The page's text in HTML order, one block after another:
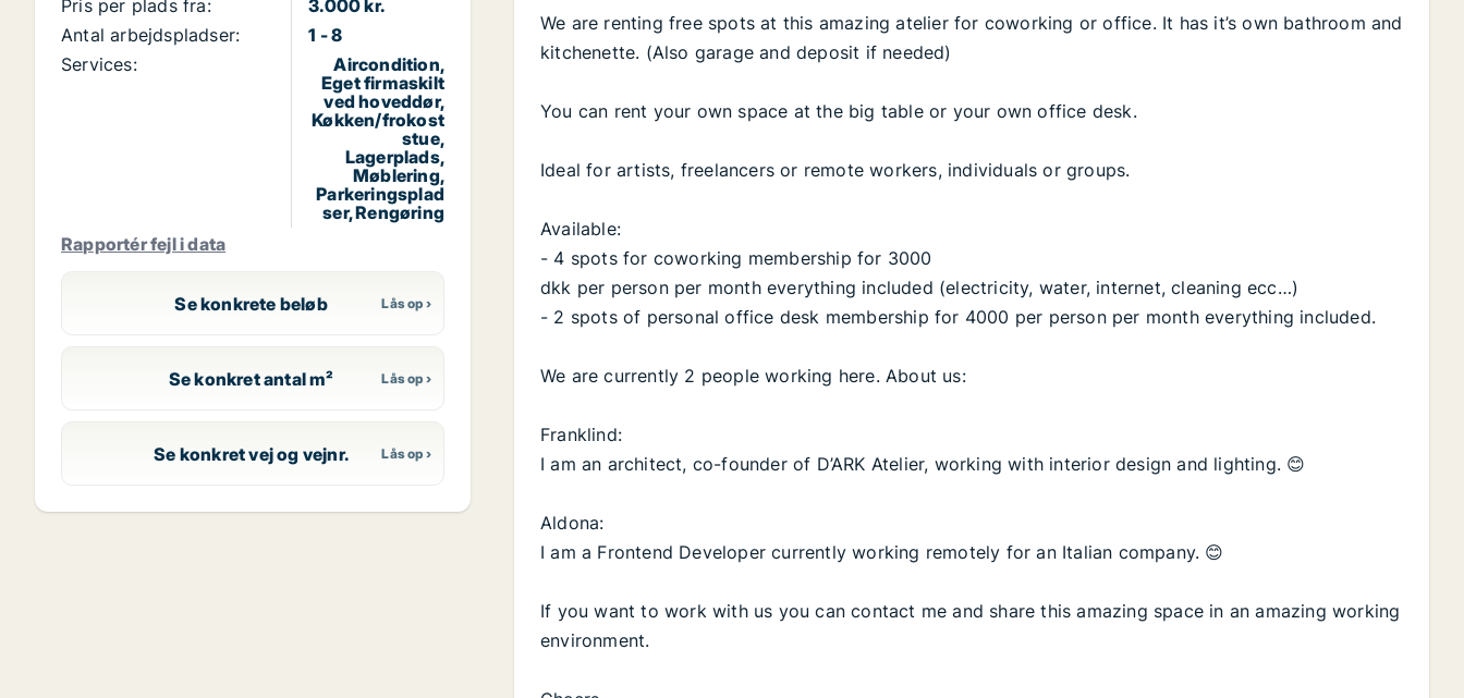
Pris per plads fra:
3.000 kr.
Antal arbejdspladser:
1 - 8
Services:
Aircondition,
Eget firmaskilt
ved hoveddør,
Køkken/frokost
stue,
Lagerplads,
Møblering,
Parkeringsplad
ser, Rengøring
Rapportér fejl i data
Se konkrete beløb
Se konkret antal m²
Se konkret vej og vejnr.
We are renting free spots at this amazing atelier for coworking or office. It has it’s own bathroom and
kitchenette. (Also garage and deposit if needed)
You can rent your own space at the big table or your own office desk.
Ideal for artists, freelancers or remote workers, individuals or groups.
Available:
- 4 spots for coworking membership for 3000
dkk per person per month everything included (electricity, water, internet, cleaning ecc…)
- 2 spots of personal office desk membership for 4000 per person per month everything included.
We are currently 2 people working here. About us:
Franklind:
I am an architect, co-founder of D’ARK Atelier, working with interior design and lighting. 😊
Aldona:
I am a Frontend Developer currently working remotely for an Italian company. 😊
If you want to work with us you can contact me and share this amazing space in an amazing working
environment.